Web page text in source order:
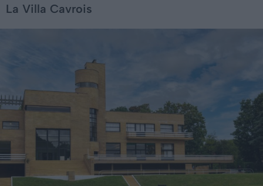
La Villa Cavrois